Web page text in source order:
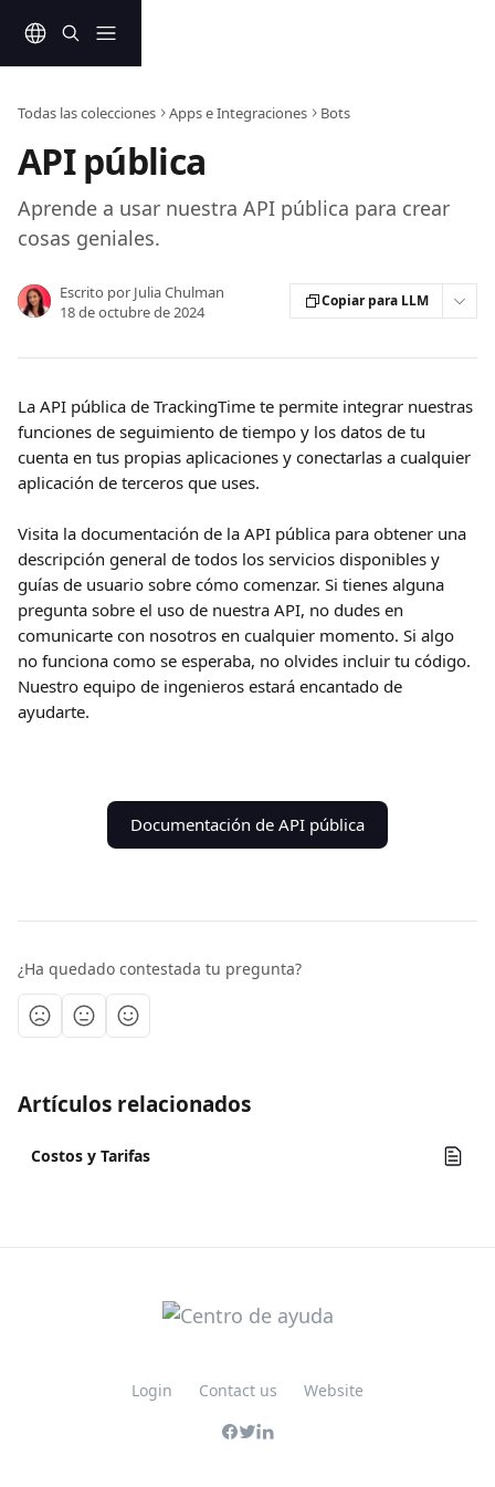
Todas las colecciones Apps e Integraciones Bots
API pública
Aprende a usar nuestra API pública para crear
cosas geniales.
Escrito por Julia Chulman
18 de octubre de 2024
Copiar para LLM
La API pública de TrackingTime te permite integrar nuestras
funciones de seguimiento de tiempo y los datos de tu
cuenta en tus propias aplicaciones y conectarlas a cualquier
aplicación de terceros que uses.
Visita la documentación de la API pública para obtener una
descripción general de todos los servicios disponibles y
guías de usuario sobre cómo comenzar. Si tienes alguna
pregunta sobre el uso de nuestra API, no dudes en
comunicarte con nosotros en cualquier momento. Si algo
no funciona como se esperaba, no olvides incluir tu código.
Nuestro equipo de ingenieros estará encantado de
ayudarte.
Documentación de API pública
¿Ha quedado contestada tu pregunta?
Artículos relacionados
Costos y Tarifas
Login Contact us Website